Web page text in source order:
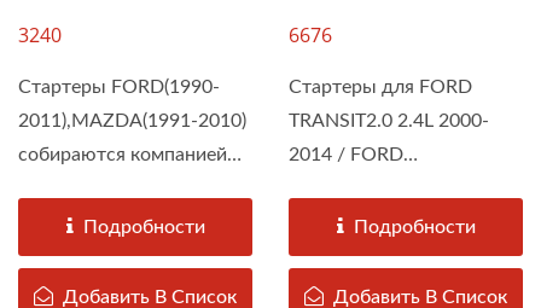
3240
Стартеры FORD(1990-
2011),MAZDA(1991-2010)
собираются компанией
соответствии...
Подробности
Добавить В Список
6676
Стартеры для FORD
TRANSIT2.0 2.4L 2000-
2014 / FORD
2014 собираются...
Подробности
Добавить В Список